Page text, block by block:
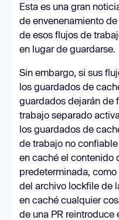
Esta es una gran
de envenenamiento
de esos flujos de
en lugar de guardarse.
Sin embargo, si sus
los guardados de
guardados dejarán de
trabajo separado
los guardados de
de trabajo no
en caché el contenido
predeterminada,
del archivo lockfile de
en caché cualquier
de una PR reintroduce